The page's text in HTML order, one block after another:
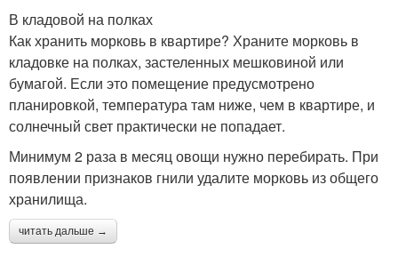
В кладовой на полках
Как хранить морковь в квартире? Храните морковь в
кладовке на полках, застеленных мешковиной или
бумагой. Если это помещение предусмотрено
планировкой, температура там ниже, чем в квартире, и
солнечный свет практически не попадает.
Минимум 2 раза в месяц овощи нужно перебирать. При
появлении признаков гнили удалите морковь из общего
хранилища.
читать дальше →